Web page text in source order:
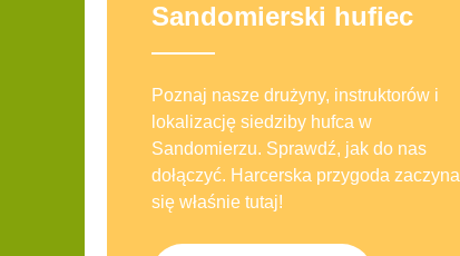
Sandomierski hufiec
Poznaj nasze drużyny, instruktorów i
lokalizację siedziby hufca w
Sandomierzu. Sprawdź, jak do nas
dołączyć. Harcerska przygoda zaczyna
się właśnie tutaj!